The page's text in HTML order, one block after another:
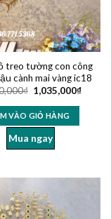
treo tường con công
cành mai vàng ic18
₫ 1,035,000₫
VÀO GIỎ HÀNG
Mua ngay